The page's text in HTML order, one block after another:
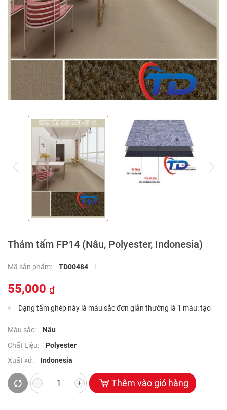
prev
Thảm tấm FP14 (Nâu, Polyester, Indonesia)
Mã sản phẩm: TD00484
55,000 ₫
Dạng tấm ghép này là màu sắc đơn giản thường là 1 màu: tạo
xanh, vàng,… giúp gia chủ tùy chọn theo phong thủy và màu sơn
cùng nội thất trong gia đình.
Màu sắc:
Nâu
Chất Liệu:
Polyester
Xuất xứ:
Indonesia
- + Thêm vào giỏ hàng